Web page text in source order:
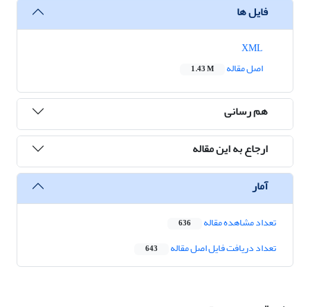
فایل ها
اصل مقاله
1.43 M
هم رسانی
ارجاع به این مقاله
آمار
تعداد مشاهده مقاله 636
تعداد دریافت فایل اصل مقاله 643